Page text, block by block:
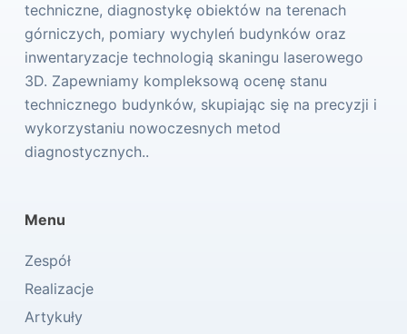
techniczne, diagnostykę obiektów na terenach
górniczych, pomiary wychyleń budynków oraz
inwentaryzacje technologią skaningu laserowego
3D. Zapewniamy kompleksową ocenę stanu
technicznego budynków, skupiając się na precyzji i
wykorzystaniu nowoczesnych metod
diagnostycznych..
Menu
Zespół
Realizacje
Artykuły